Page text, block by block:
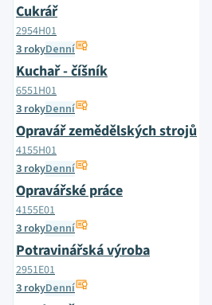
Cukrář
2954H01
3 rokyDenní
Kuchař - číšník
6551H01
3 rokyDenní
Opravář zemědělských strojů
4155H01
3 rokyDenní
Opravářské práce
4155E01
3 rokyDenní
Potravinářská výroba
2951E01
3 rokyDenní